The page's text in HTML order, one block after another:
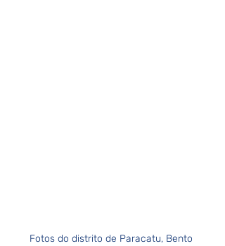
Fotos do distrito de Paracatu, Bento